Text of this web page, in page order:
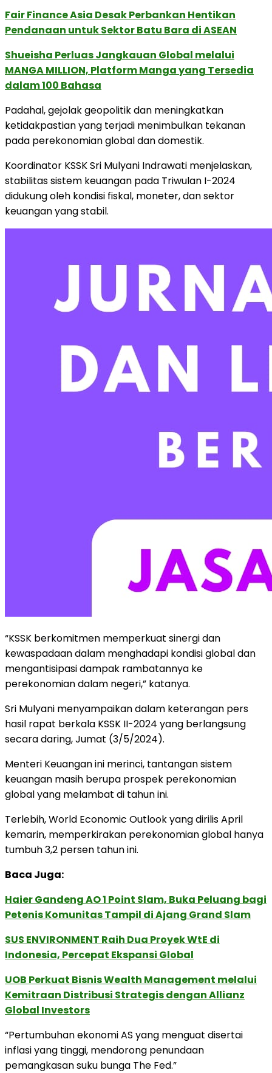
Fair Finance Asia Desak Perbankan Hentikan
Pendanaan untuk Sektor Batu Bara di ASEAN
Shueisha Perluas Jangkauan Global melalui
MANGA MILLION, Platform Manga yang Tersedia
dalam 100 Bahasa
Padahal, gejolak geopolitik dan meningkatkan
ketidakpastian yang terjadi menimbulkan tekanan
pada perekonomian global dan domestik.
Koordinator KSSK Sri Mulyani Indrawati menjelaskan,
stabilitas sistem keuangan pada Triwulan I-2024
didukung oleh kondisi fiskal, moneter, dan sektor
keuangan yang stabil.
“KSSK berkomitmen memperkuat sinergi dan
kewaspadaan dalam menghadapi kondisi global dan
mengantisipasi dampak rambatannya ke
perekonomian dalam negeri,” katanya.
Sri Mulyani menyampaikan dalam keterangan pers
hasil rapat berkala KSSK II-2024 yang berlangsung
secara daring, Jumat (3/5/2024).
Menteri Keuangan ini merinci, tantangan sistem
keuangan masih berupa prospek perekonomian
global yang melambat di tahun ini.
Terlebih, World Economic Outlook yang dirilis April
kemarin, memperkirakan perekonomian global hanya
tumbuh 3,2 persen tahun ini.
Baca Juga:
Haier Gandeng AO 1 Point Slam, Buka Peluang bagi
Petenis Komunitas Tampil di Ajang Grand Slam
SUS ENVIRONMENT Raih Dua Proyek WtE di
Indonesia, Percepat Ekspansi Global
UOB Perkuat Bisnis Wealth Management melalui
Kemitraan Distribusi Strategis dengan Allianz
Global Investors
“Pertumbuhan ekonomi AS yang menguat disertai
inflasi yang tinggi, mendorong penundaan
pemangkasan suku bunga The Fed.”